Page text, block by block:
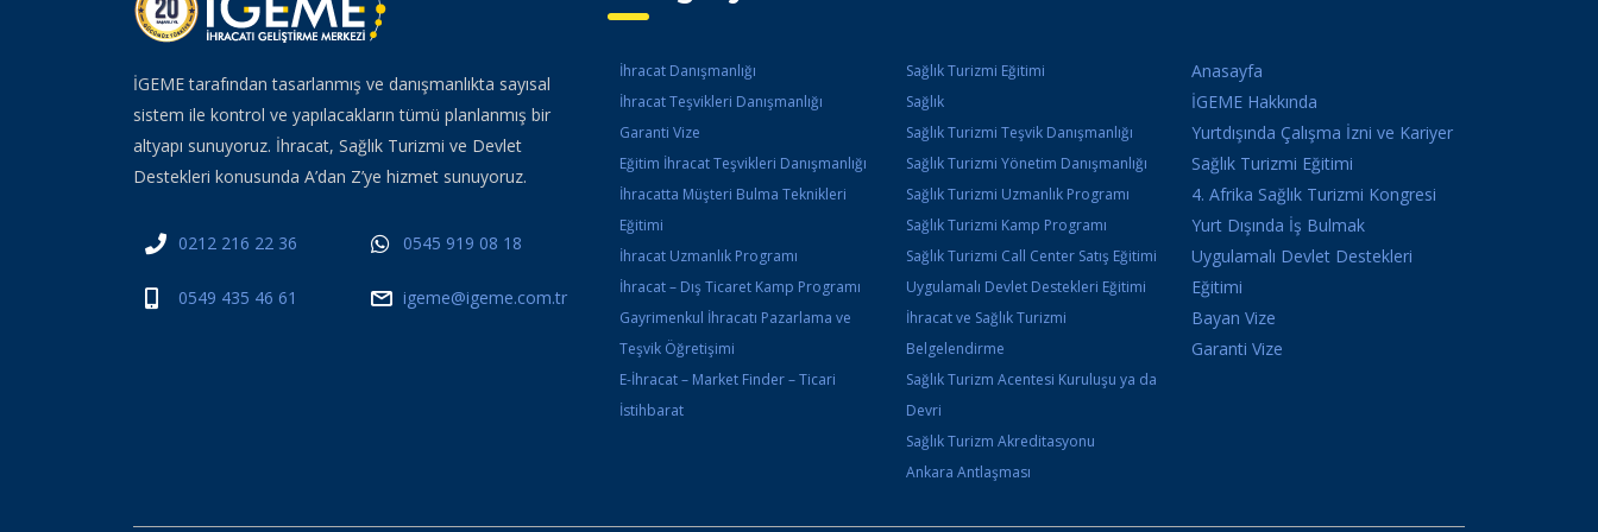
İGEME tarafından tasarlanmış ve danışmanlıkta sayısal
sistem ile kontrol ve yapılacakların tümü planlanmış bir
altyapı sunuyoruz. İhracat, Sağlık Turizmi ve Devlet
Destekleri konusunda A’dan Z’ye hizmet sunuyoruz.
0212 216 22 36 0545 919 08 18
0549 435 46 61 igeme@igeme.com.tr
İhracat Danışmanlığı
İhracat Teşvikleri Danışmanlığı
Garanti Vize
Eğitim İhracat Teşvikleri Danışmanlığı
İhracatta Müşteri Bulma Teknikleri
Eğitimi
İhracat Uzmanlık Programı
İhracat – Dış Ticaret Kamp Programı
Gayrimenkul İhracatı Pazarlama ve
Teşvik Öğretişimi
E-İhracat – Market Finder – Ticari
İstihbarat
Sağlık Turizmi Eğitimi
Sağlık
Sağlık Turizmi Teşvik Danışmanlığı
Sağlık Turizmi Yönetim Danışmanlığı
Sağlık Turizmi Uzmanlık Programı
Sağlık Turizmi Kamp Programı
Sağlık Turizmi Call Center Satış Eğitimi
Uygulamalı Devlet Destekleri Eğitimi
İhracat ve Sağlık Turizmi
Belgelendirme
Sağlık Turizm Acentesi Kuruluşu ya da
Devri
Sağlık Turizm Akreditasyonu
Ankara Antlaşması
Anasayfa
İGEME Hakkında
Yurtdışında Çalışma İzni ve Kariyer
Sağlık Turizmi Eğitimi
4. Afrika Sağlık Turizmi Kongresi
Yurt Dışında İş Bulmak
Uygulamalı Devlet Destekleri
Eğitimi
Bayan Vize
Garanti Vize